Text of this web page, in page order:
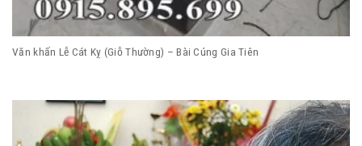
Văn khấn Lễ Cát Kỵ (Giỗ Thường) – Bài Cúng Gia Tiên